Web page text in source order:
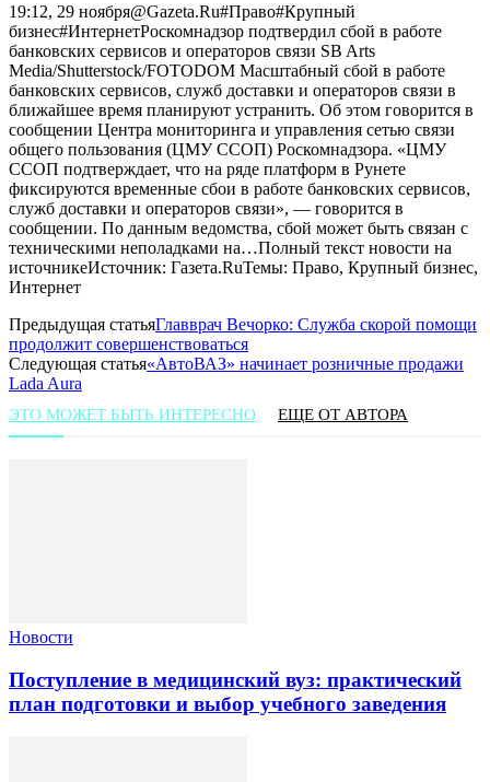
19:12, 29 ноября@Gazeta.Ru#Право#Крупный
бизнес#ИнтернетРоскомнадзор подтвердил сбой в работе
банковских сервисов и операторов связи SB Arts
Media/Shutterstock/FOTODOM Масштабный сбой в работе
банковских сервисов, служб доставки и операторов связи в
ближайшее время планируют устранить. Об этом говорится в
сообщении Центра мониторинга и управления сетью связи
общего пользования (ЦМУ ССОП) Роскомнадзора. «ЦМУ
ССОП подтверждает, что на ряде платформ в Рунете
фиксируются временные сбои в работе банковских сервисов,
служб доставки и операторов связи», — говорится в
сообщении. По данным ведомства, сбой может быть связан с
техническими неполадками на…Полный текст новости на
источникеИсточник: Газета.RuТемы: Право, Крупный бизнес,
Интернет
Предыдущая статьяГлавврач Вечорко: Служба скорой помощи
продолжит совершенствоваться
Следующая статья«АвтоВАЗ» начинает розничные продажи
Lada Aura
ЭТО МОЖЕТ БЫТЬ ИНТЕРЕСНО ЕЩЕ ОТ АВТОРА
Новости
Поступление в медицинский вуз: практический
план подготовки и выбор учебного заведения